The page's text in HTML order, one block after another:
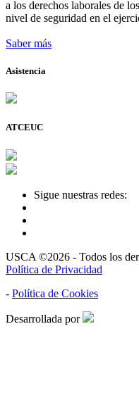
a los derechos laborales de
nivel de seguridad en el
Saber más
Asistencia
ATCEUC
Sigue nuestras redes:
USCA ©2026 - Todos los
Política de Privacidad
- Política de Cookies
Desarrollada por